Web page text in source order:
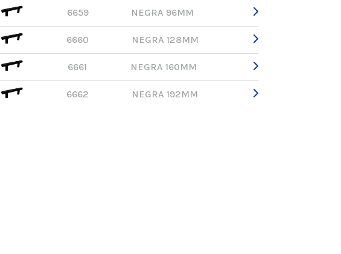
6659 NEGRA 96MM
6660 NEGRA 128MM
6661 NEGRA 160MM
6662 NEGRA 192MM